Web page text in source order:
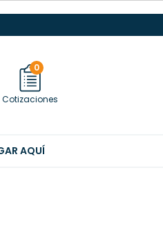
Cotizaciones
0
AQUÍ